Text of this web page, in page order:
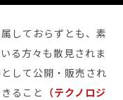
しておらずとも、素
る方々も散見されま
して公開・販売され
ること （テクノロジ